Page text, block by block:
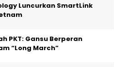
Luncurkan SmartLink
PKT: Gansu Berperan
“Long March”